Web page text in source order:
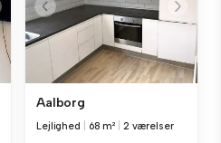
Aalborg
Lejlighed 68 m² 2 værelser